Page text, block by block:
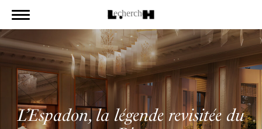
L’Espadon, la légende revisitée du